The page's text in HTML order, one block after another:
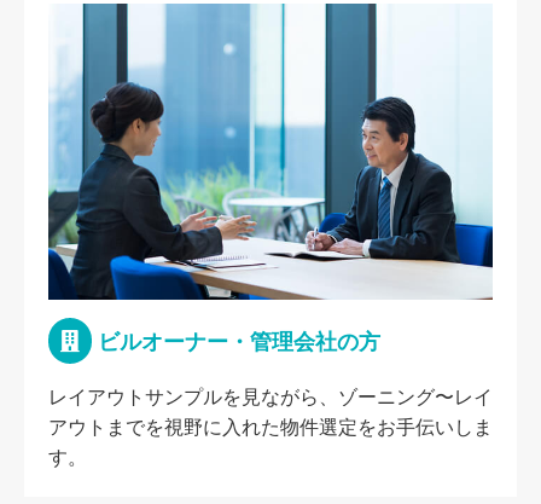
ビルオーナー・管理会社の方
レイアウトサンプルを見ながら、ゾーニング〜レイ
アウトまでを視野に入れた物件選定をお手伝いしま
す。